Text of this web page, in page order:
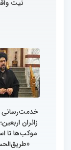
نیت
خدمت‌رسانی
زائران
موکب‌ها تا